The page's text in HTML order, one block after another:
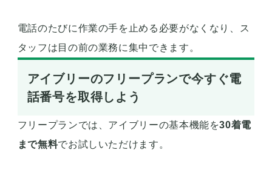
電話のたびに作業の手を止める必要がなくなり、ス
タッフは目の前の業務に集中できます。
アイブリーのフリープランで今すぐ電
話番号を取得しよう
フリープランでは、アイブリーの基本機能を30着電
まで無料でお試しいただけます。